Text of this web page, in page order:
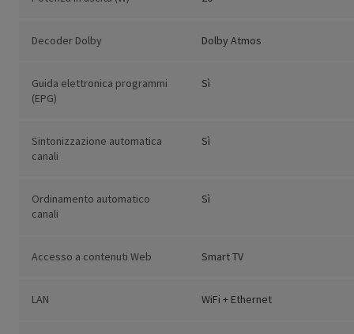
Decoder Dolby Dolby Atmos
Guida elettronica programmi
(EPG)
Sì
Sintonizzazione automatica
canali
Sì
Ordinamento automatico
canali
Sì
Accesso a contenuti Web Smart TV
LAN WiFi + Ethernet